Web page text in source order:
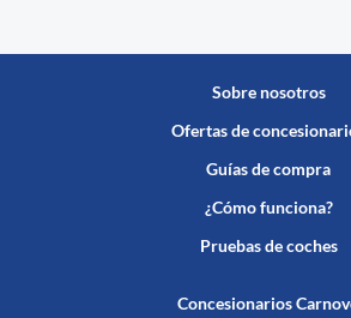
Sobre nosotros
Ofertas de
Guías de compra
¿Cómo funciona?
Pruebas de coches
Concesionarios